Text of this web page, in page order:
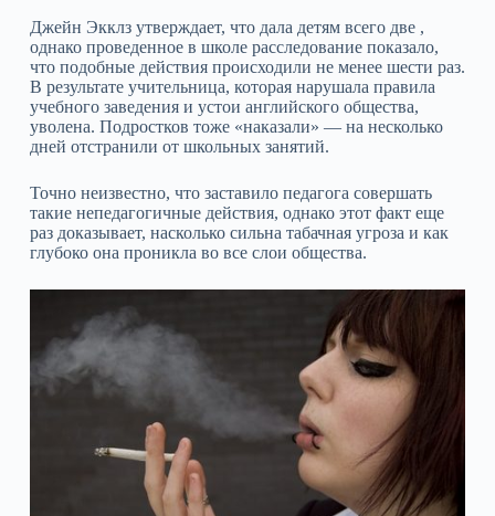
Джейн Экклз утверждает, что дала детям всего две ,
однако проведенное в школе расследование показало,
что подобные действия происходили не менее шести раз.
В результате учительница, которая нарушала правила
учебного заведения и устои английского общества,
уволена. Подростков тоже «наказали» — на несколько
дней отстранили от школьных занятий.
Точно неизвестно, что заставило педагога совершать
такие непедагогичные действия, однако этот факт еще
раз доказывает, насколько сильна табачная угроза и как
глубоко она проникла во все слои общества.